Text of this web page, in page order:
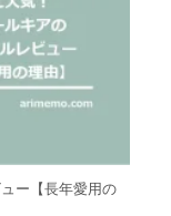
ー【長年愛用の